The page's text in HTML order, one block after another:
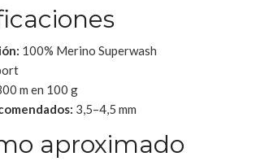
100% Merino Superwash
m en 100 g
3,5–4,5 mm
aproximado